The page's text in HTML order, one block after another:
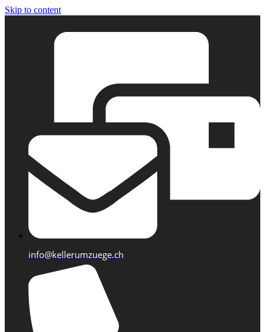
Skip to content
info@kellerumzuege.ch